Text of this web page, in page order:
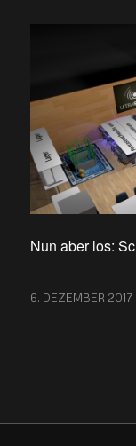
Nun aber los:
6. DEZEMBER 2017